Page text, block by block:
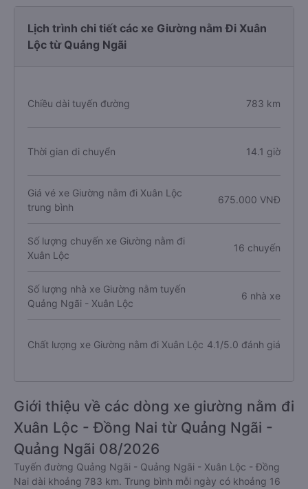
Lịch trình chi tiết các xe Giường nằm Đi Xuân
Lộc từ Quảng Ngãi
Chiều dài tuyến đường 783 km
Thời gian di chuyển 14.1 giờ
Giá vé xe Giường nằm đi Xuân Lộc
trung bình
675.000 VNĐ
Số lượng chuyến xe Giường nằm đi
Xuân Lộc
16 chuyến
Số lượng nhà xe Giường nằm tuyến
Quảng Ngãi - Xuân Lộc
6 nhà xe
Chất lượng xe Giường nằm đi Xuân Lộc 4.1/5.0 đánh giá
Giới thiệu về các dòng xe giường nằm đi
Xuân Lộc - Đồng Nai từ Quảng Ngãi -
Quảng Ngãi 08/2026
Tuyến đường Quảng Ngãi - Quảng Ngãi - Xuân Lộc - Đồng
Nai dài khoảng 783 km. Trung bình mỗi ngày có khoảng 16